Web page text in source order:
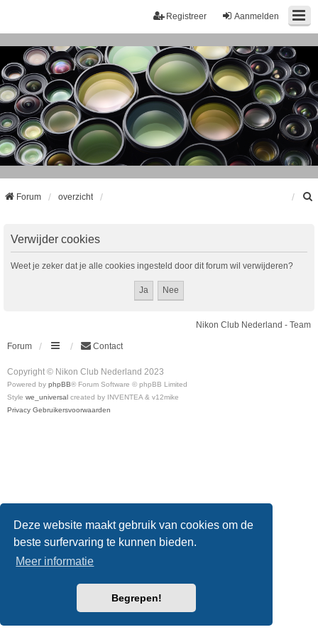
Deze website maakt gebruik van cookies om de
beste surfervaring te kunnen bieden.
Meer informatie
Begrepen!
Aanmelden
Registreer
Forum overzicht
Verwijder cookies
Weet je zeker dat je alle cookies ingesteld door dit forum wil verwijderen?
Nikon Club Nederland - Team
Forum Contact
Copyright © Nikon Club Nederland 2023
Powered by phpBB® Forum Software © phpBB Limited
Style we_universal created by INVENTEA & v12mike
Privacy Gebruikersvoorwaarden